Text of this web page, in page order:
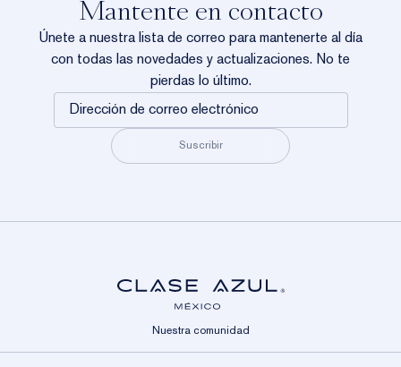
Mantente en contacto
Únete a nuestra lista de correo para mantenerte al día
con todas las novedades y actualizaciones. No te
pierdas lo último.
Dirección
de
Suscribir
Nuestra comunidad